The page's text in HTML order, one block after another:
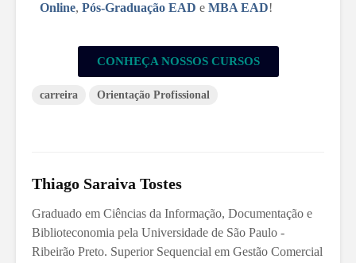
Online, Pós-Graduação EAD e MBA EAD!
CONHEÇA NOSSOS CURSOS
carreira Orientação Profissional
Thiago Saraiva Tostes
Graduado em Ciências da Informação, Documentação e
Biblioteconomia pela Universidade de São Paulo -
Ribeirão Preto. Superior Sequencial em Gestão Comercial